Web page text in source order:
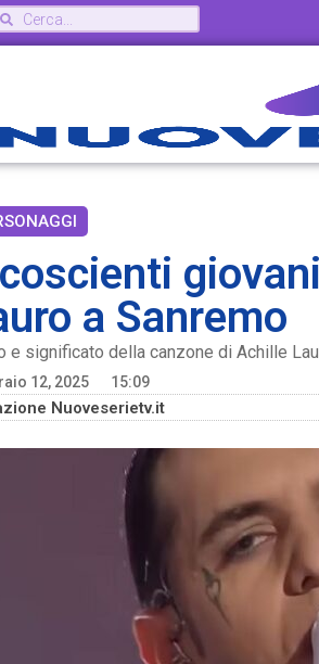
a Sanremo
e significato della canzone di Achille
12, 2025 15:09
Nuoveserietv.it